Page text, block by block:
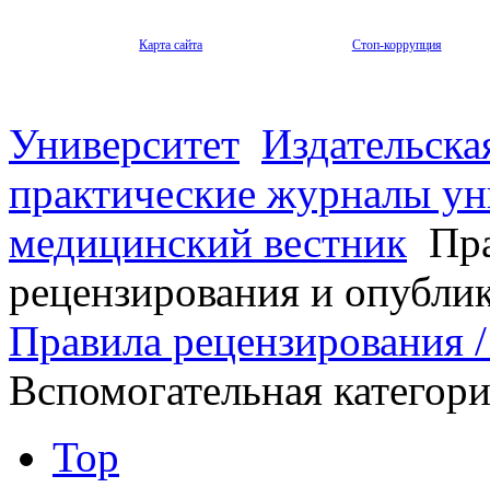
Карта сайта Стоп-коррупция
Университет
практические журналы
медицинский вестник
рецензирования и
Правила
Вспомогательная
Top